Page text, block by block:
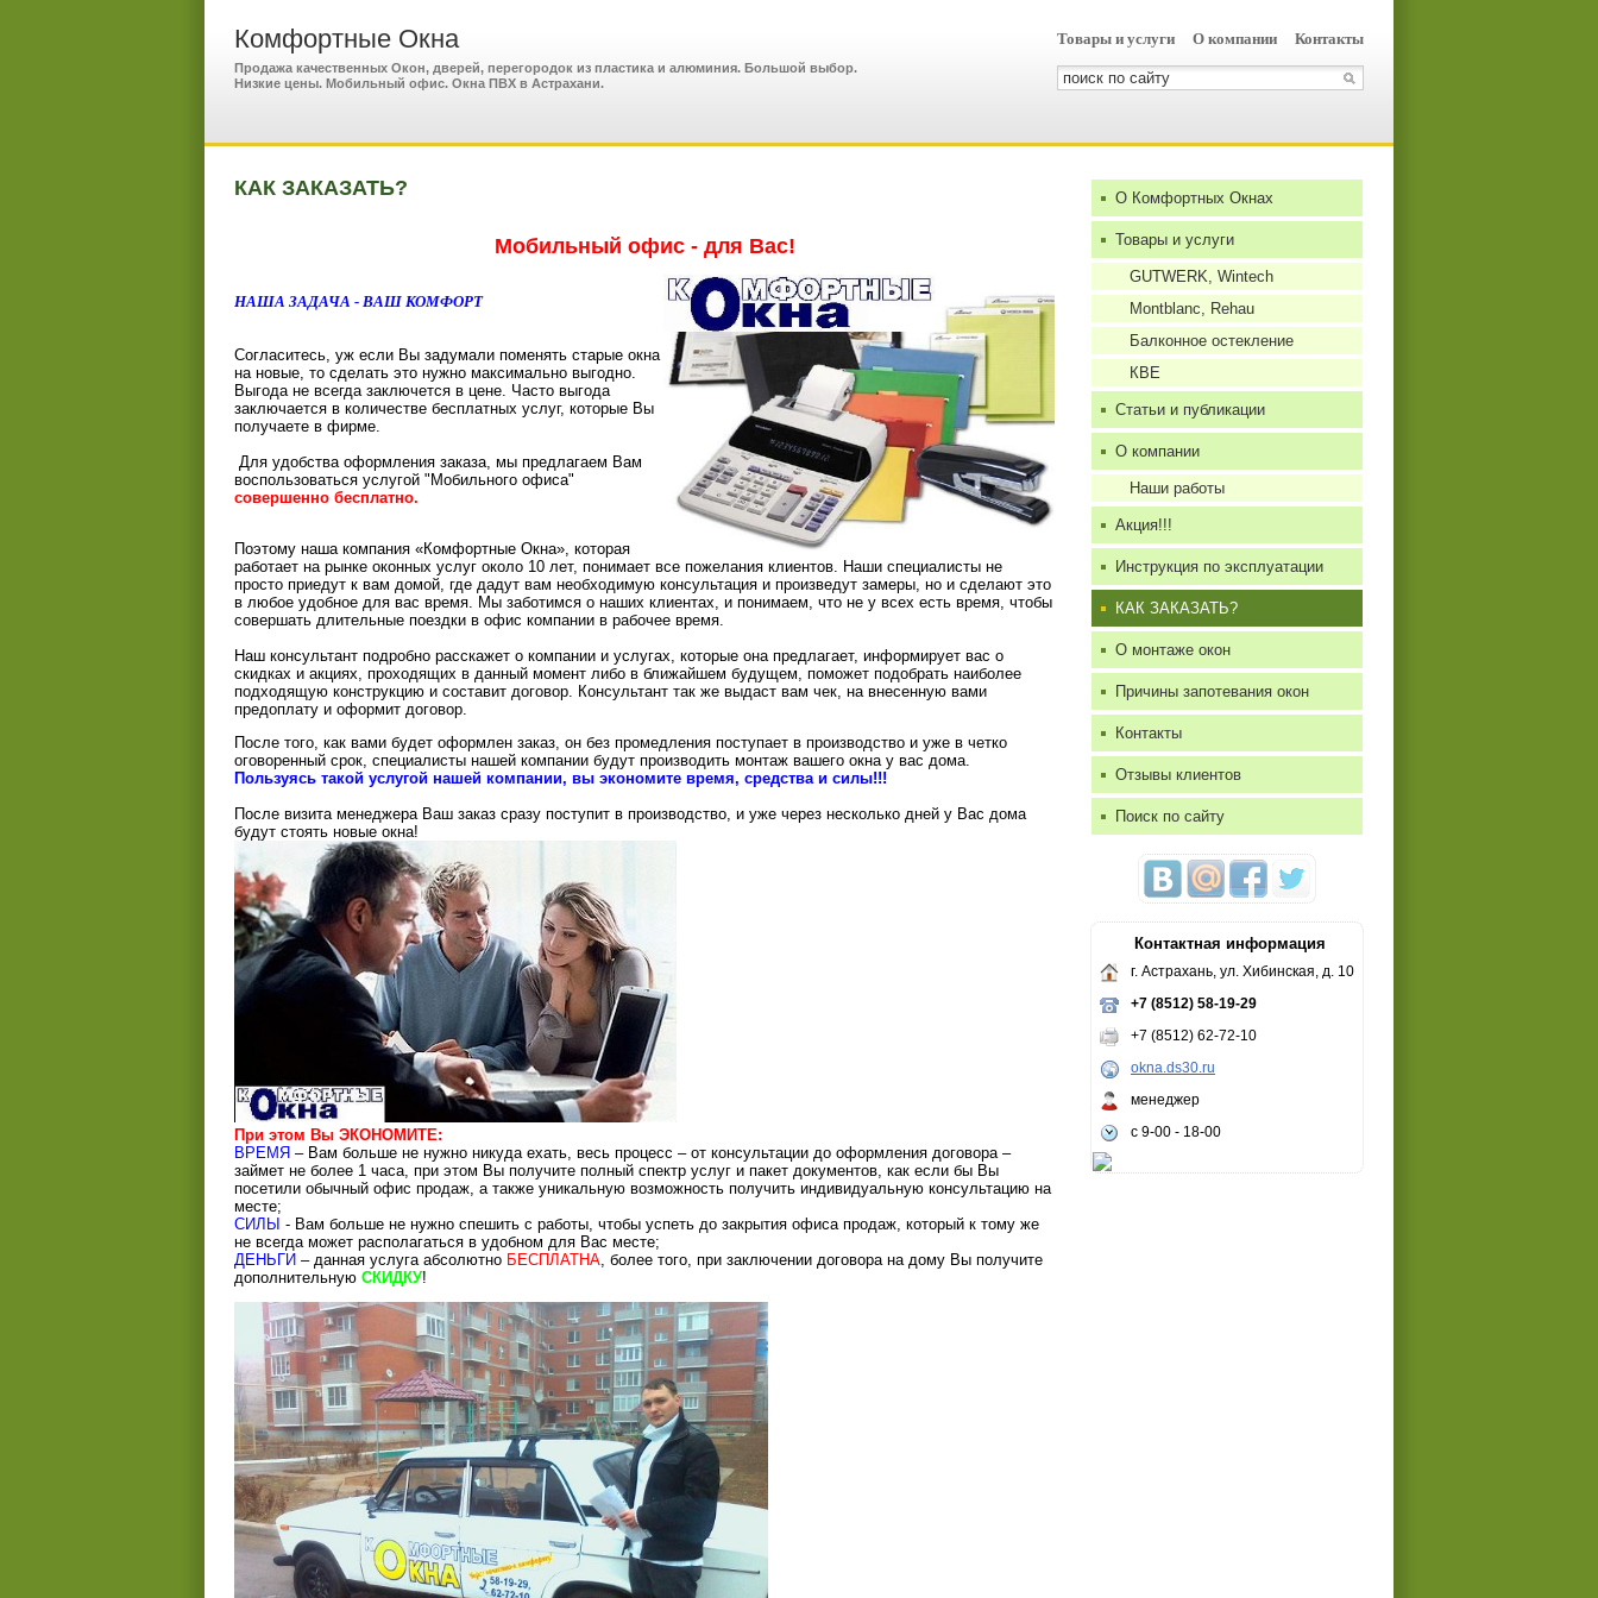
Комфортные Окна
Продажа качественных Окон, дверей, перегородок из пластика и алюминия. Большой выбор.
Низкие цены. Мобильный офис. Окна ПВХ в Астрахани.
Товары и услуги О компании Контакты
КАК ЗАКАЗАТЬ?
Мобильный офис - для Вас!
НАША ЗАДАЧА - ВАШ КОМФОРТ
Согласитесь, уж если Вы задумали поменять старые окна
на новые, то сделать это нужно максимально выгодно.
Выгода не всегда заключется в цене. Часто выгода
заключается в количестве бесплатных услуг, которые Вы
получаете в фирме.
Для удобства оформления заказа, мы предлагаем Вам
воспользоваться услугой "Мобильного офиса"
совершенно бесплатно.
Поэтому наша компания «Комфортные Окна», которая
работает на рынке оконных услуг около 10 лет, понимает все пожелания клиентов. Наши специалисты не
просто приедут к вам домой, где дадут вам необходимую консультация и произведут замеры, но и сделают это
в любое удобное для вас время. Мы заботимся о наших клиентах, и понимаем, что не у всех есть время, чтобы
совершать длительные поездки в офис компании в рабочее время.
Наш консультант подробно расскажет о компании и услугах, которые она предлагает, информирует вас о
скидках и акциях, проходящих в данный момент либо в ближайшем будущем, поможет подобрать наиболее
подходящую конструкцию и составит договор. Консультант так же выдаст вам чек, на внесенную вами
предоплату и оформит договор.
После того, как вами будет оформлен заказ, он без промедления поступает в производство и уже в четко
оговоренный срок, специалисты нашей компании будут производить монтаж вашего окна у вас дома.
Пользуясь такой услугой нашей компании, вы экономите время, средства и силы!!!
После визита менеджера Ваш заказ сразу поступит в производство, и уже через несколько дней у Вас дома
будут стоять новые окна!
При этом Вы ЭКОНОМИТЕ:
ВРЕМЯ – Вам больше не нужно никуда ехать, весь процесс – от консультации до оформления договора –
займет не более 1 часа, при этом Вы получите полный спектр услуг и пакет документов, как если бы Вы
посетили обычный офис продаж, а также уникальную возможность получить индивидуальную консультацию на
месте;
СИЛЫ - Вам больше не нужно спешить с работы, чтобы успеть до закрытия офиса продаж, который к тому же
не всегда может располагаться в удобном для Вас месте;
ДЕНЬГИ – данная услуга абсолютно БЕСПЛАТНА, более того, при заключении договора на дому Вы получите
дополнительную СКИДКУ!
О Комфортных Окнах
Товары и услуги
GUTWERK, Wintech
Montblanc, Rehau
Балконное остекление
КBЕ
Статьи и публикации
О компании
Наши работы
Акция!!!
Инструкция по эксплуатации
КАК ЗАКАЗАТЬ?
О монтаже окон
Причины запотевания окон
Контакты
Отзывы клиентов
Поиск по сайту
Контактная информация
г. Астрахань, ул. Хибинская, д. 10
+7 (8512) 58-19-29
+7 (8512) 62-72-10
okna.ds30.ru
менеджер
c 9-00 - 18-00